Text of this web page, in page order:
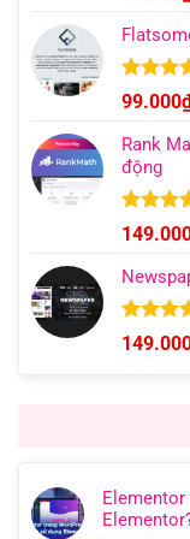
hạng
5 sao
Được
hạng
5 sao
99.000
Rank
động
Được
hạng
5 sao
Được
hạng
Elementor